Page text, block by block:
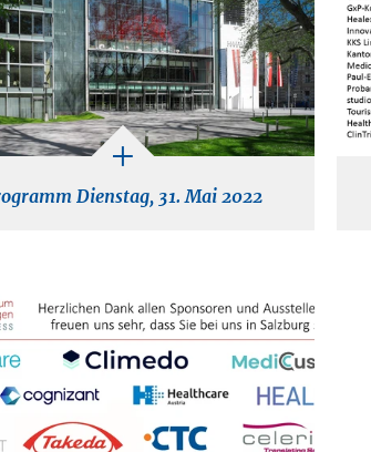
Dienstag, 31. Mai 2022